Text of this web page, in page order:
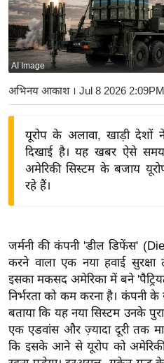
र्रा
ष्ट्री
य
बि
ज़
ने
द्यो
वि
शे
ष
ज्ञ
रा
य
AI Image
अभिनय आकाश। Jul 8 2026 2:09PM
यूरोप के अलावा, खाड़ी देशों
दिखाई है। यह खबर ऐसे
अमेरिकी सिस्टम के बजाय
रहे हैं।
जर्मनी की कंपनी 'डील डिफेंस'
करने वाला एक नया हवाई सुरक्षा
इसका मकसद अमेरिका में बने
निर्भरता को कम करना है। कंपनी
बताया कि यह नया सिस्टम उनके
एक एडवांस और ज़्यादा दूरी तक
कि इसके आने से यूरोप को अमेरिकी